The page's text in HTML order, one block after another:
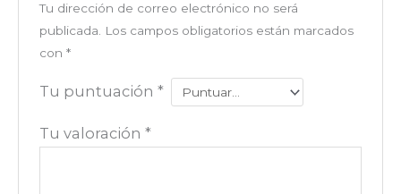
Tu dirección de correo electrónico no será
publicada.
Los campos obligatorios están marcados
con *
Tu puntuación *
Tu valoración *